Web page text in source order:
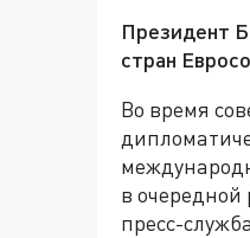
Президент
стран
Во время
в
пресс-